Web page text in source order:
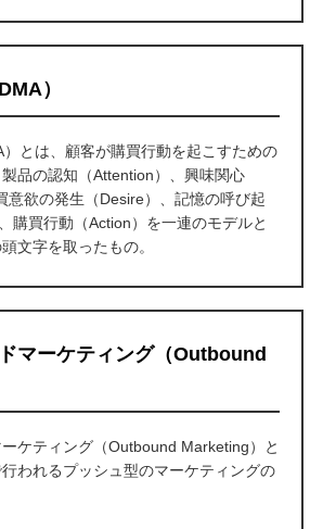
）
とは、顧客が購買行動を起こすための
品の認知（Attention）、興味関心
意欲の発生（Desire）、記憶の呼び起
購買行動（Action）を一連のモデルと
文字を取ったもの。
マーケティング（Outbound
ケティング（Outbound Marketing）と
われるプッシュ型のマーケティングの